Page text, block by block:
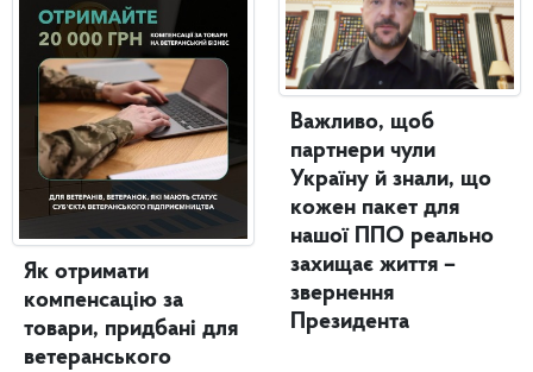
Як отримати
компенсацію за
товари, придбані для
ветеранського
Важливо, щоб
партнери чули
Україну й знали, що
кожен пакет для
нашої ППО реально
захищає життя –
звернення
Президента